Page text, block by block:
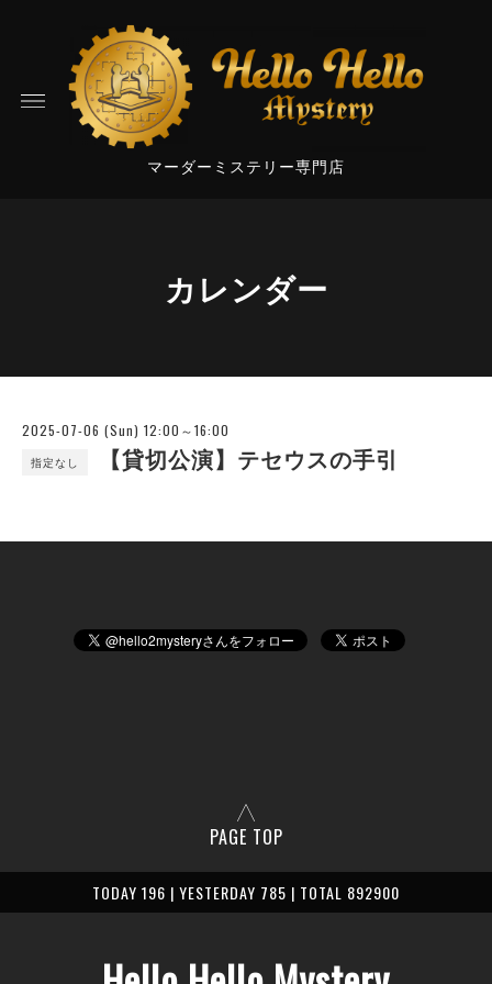
マーダーミステリー専門店
カレンダー
2025-07-06 (Sun) 12:00～16:00
指定なし 【貸切公演】テセウスの手引
PAGE TOP
TODAY 196 | YESTERDAY 785 | TOTAL 892900